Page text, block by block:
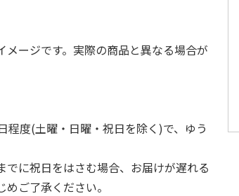
メージです。実際の商品と異なる場合が
程度(土曜・日曜・祝日を除く)で、ゆう
に祝日をはさむ場合、お届けが遅れる
ご了承ください。